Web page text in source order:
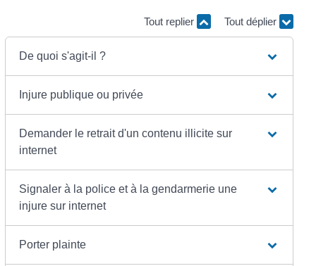
Tout replier Tout déplier
De quoi s'agit-il ?
Injure publique ou privée
Demander le retrait d'un contenu illicite sur
internet
Signaler à la police et à la gendarmerie une
injure sur internet
Porter plainte